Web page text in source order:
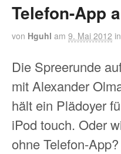
Telefon-App
von Hguhl am 9. Mai 2012 in
Die Spreerunde
mit Alexander
hält ein Plädoyer
iPod touch. Oder
ohne Telefon-App?